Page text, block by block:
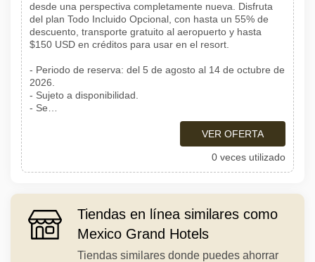
desde una perspectiva completamente nueva. Disfruta
del plan Todo Incluido Opcional, con hasta un 55% de
descuento, transporte gratuito al aeropuerto y hasta
$150 USD en créditos para usar en el resort.
- Periodo de reserva: del 5 de agosto al 14 de octubre de
2026.
- Sujeto a disponibilidad.
- Se…
VER OFERTA
0 veces utilizado
Tiendas en línea similares como
Mexico Grand Hotels
Tiendas similares donde puedes ahorrar